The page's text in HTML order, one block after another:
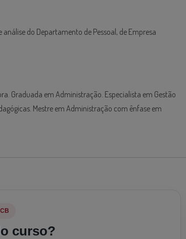
do Departamento de Pessoal, de Empresa
Graduada em Administração. Especialista em Gestão
Mestre em Administração com ênfase em
curso?